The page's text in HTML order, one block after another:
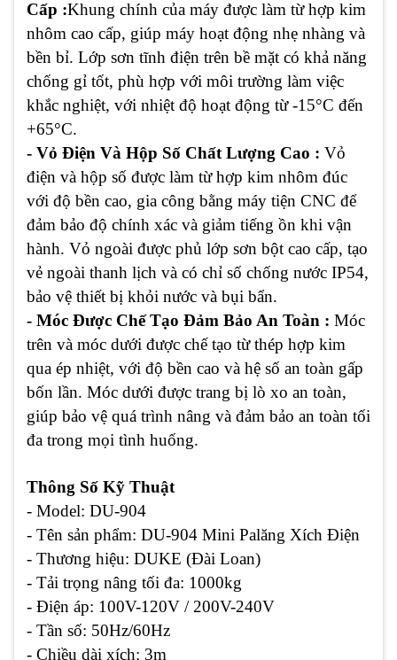
Cấp :Khung chính của máy được làm từ hợp kim
nhôm cao cấp, giúp máy hoạt động nhẹ nhàng và
bền bỉ. Lớp sơn tĩnh điện trên bề mặt có khả năng
chống gỉ tốt, phù hợp với môi trường làm việc
khắc nghiệt, với nhiệt độ hoạt động từ -15°C đến
+65°C.
- Vỏ Điện Và Hộp Số Chất Lượng Cao : Vỏ
điện và hộp số được làm từ hợp kim nhôm đúc
với độ bền cao, gia công bằng máy tiện CNC để
đảm bảo độ chính xác và giảm tiếng ồn khi vận
hành. Vỏ ngoài được phủ lớp sơn bột cao cấp, tạo
vẻ ngoài thanh lịch và có chỉ số chống nước IP54,
bảo vệ thiết bị khỏi nước và bụi bẩn.
- Móc Được Chế Tạo Đảm Bảo An Toàn : Móc
trên và móc dưới được chế tạo từ thép hợp kim
qua ép nhiệt, với độ bền cao và hệ số an toàn gấp
bốn lần. Móc dưới được trang bị lò xo an toàn,
giúp bảo vệ quá trình nâng và đảm bảo an toàn tối
đa trong mọi tình huống.
Thông Số Kỹ Thuật
- Model: DU-904
- Tên sản phẩm: DU-904 Mini Palăng Xích Điện
- Thương hiệu: DUKE (Đài Loan)
- Tải trọng nâng tối đa: 1000kg
- Điện áp: 100V-120V / 200V-240V
- Tần số: 50Hz/60Hz
- Chiều dài xích: 3m